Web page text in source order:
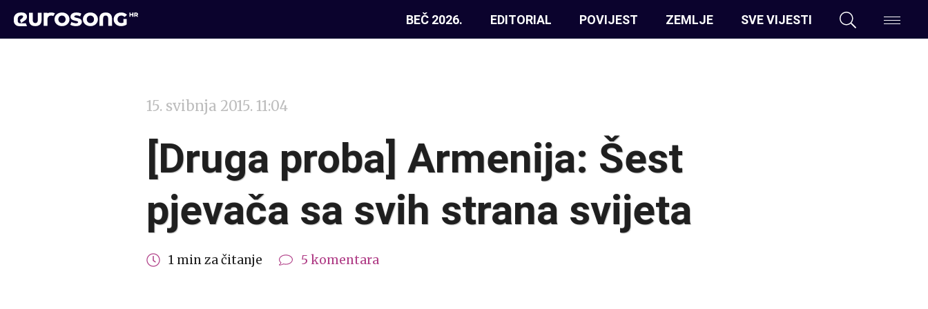
BEČ 2026. EDITORIAL POVIJEST ZEMLJE SVE VIJESTI
15. svibnja 2015. 11:04
[Druga proba] Armenija: Šest
pjevača sa svih strana svijeta
1 min za čitanje 5 komentara